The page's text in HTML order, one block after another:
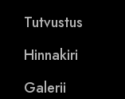
Tutvustus
Hinnakiri
Galerii